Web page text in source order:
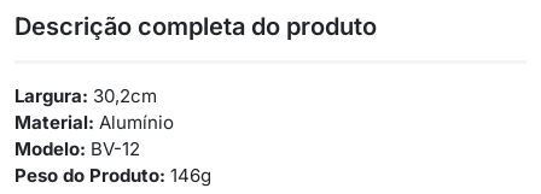
Descrição completa do produto
Largura: 30,2cm
Material: Alumínio
Modelo: BV-12
Peso do Produto: 146g